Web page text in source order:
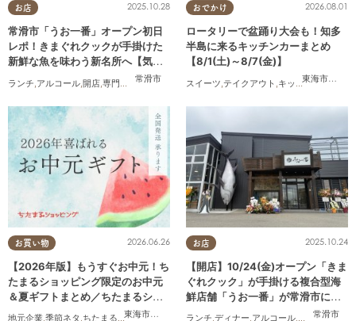
お店
常滑市
2025.10.28
常滑市「うお一番」オープン初日
レポ！きまぐれクックが手掛けた
新鮮な魚を味わう新名所へ【気に
ランチ アルコール 開店 専門店 気になるリサーチ, 家族 おひとりさま
おでかけ
東海市
,大府
2026.08.01
ロータリーで盆踊り大会も！知多
半島に来るキッチンカーまとめ
【8/1(土)～8/7(金)】
スイーツ テイクアウト キッチンカー ,イベ
お買い物
東海市
,大府市 知多市, 東浦町,阿久比町,半田市 常滑市,武豊
2026.06.26
【2026年版】もうすぐお中元！ち
たまるショッピング限定のお中元
＆夏ギフトまとめ／ちたまるショ
ッピング
地元企業,季節ネタ ,ちたまるショッピング 家族,おうち時間
お店
常滑市
2025.10.24
【開店】10/24(金)オープン「きま
ぐれクック」が手掛ける複合型海
鮮店舗「うお一番」が常滑市に誕
ランチ,ディナー,アルコール,開店,まちネタ